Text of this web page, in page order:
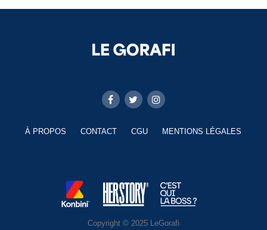
À PROPOS CONTACT CGU MENTIONS LÉGALES
Copyright © 2025 LeGorafi